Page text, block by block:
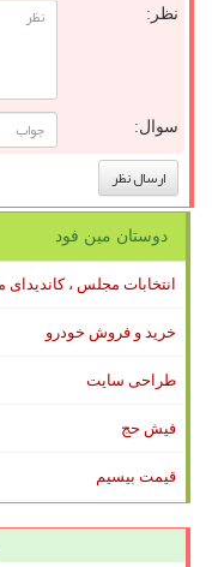
نظر:
سوال:
دوستان مین فود
انتخابات مجلس ،
خرید و فروش خودرو
طراحی سایت
فیش حج
قیمت بیسیم